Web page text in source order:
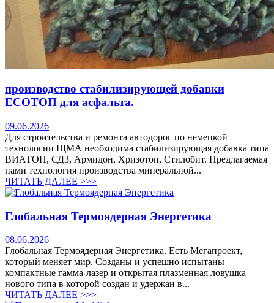
производство стабилизирующей добавки
ЕСОТОП для асфальта.
09.06.2026
Для строительства и ремонта автодорог по немецкой
технологии ЩМА необходима стабилизирующая добавка типа
ВИАТОП, СД3, Армидон, Хризотоп, Стилобит. Предлагаемая
нами технология производства минеральной...
ЧИТАТЬ ДАЛЕЕ >>>
Глобальная Термоядерная Энергетика
08.06.2026
Глобальная Термоядерная Энергетика. Есть Мегапроект,
который меняет мир. Созданы и успешно испытаны
компактные гамма-лазер и открытая плазменная ловушка
нового типа в которой создан и удержан в...
ЧИТАТЬ ДАЛЕЕ >>>